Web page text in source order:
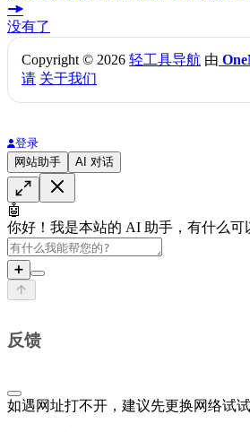
没有了
Copyright © 2026 轻工具导航 由
请 关于我们
登录
网站助手
AI 对话
🤖
你好！我是本站的 AI 助手，有什么可
➕
反馈
如遇网址打不开，建议先更换网络试试